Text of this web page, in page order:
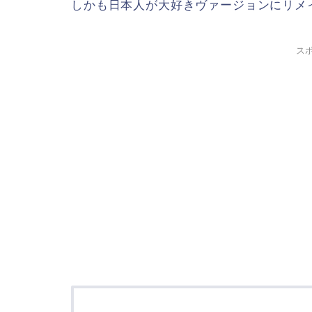
しかも日本人が大好きヴァージョンにリメ
ス